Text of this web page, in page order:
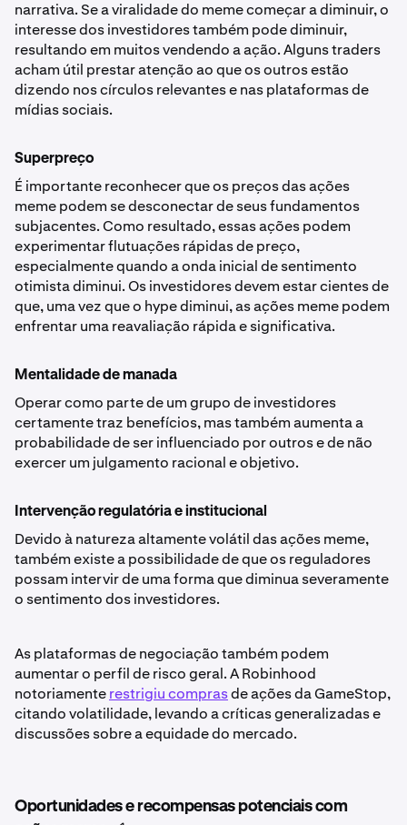
narrativa. Se a viralidade do meme começar a diminuir, o
interesse dos investidores também pode diminuir,
resultando em muitos vendendo a ação. Alguns traders
acham útil prestar atenção ao que os outros estão
dizendo nos círculos relevantes e nas plataformas de
mídias sociais.
Superpreço
É importante reconhecer que os preços das ações
meme podem se desconectar de seus fundamentos
subjacentes. Como resultado, essas ações podem
experimentar flutuações rápidas de preço,
especialmente quando a onda inicial de sentimento
otimista diminui. Os investidores devem estar cientes de
que, uma vez que o hype diminui, as ações meme podem
enfrentar uma reavaliação rápida e significativa.
Mentalidade de manada
Operar como parte de um grupo de investidores
certamente traz benefícios, mas também aumenta a
probabilidade de ser influenciado por outros e de não
exercer um julgamento racional e objetivo.
Intervenção regulatória e institucional
Devido à natureza altamente volátil das ações meme,
também existe a possibilidade de que os reguladores
possam intervir de uma forma que diminua severamente
o sentimento dos investidores.
As plataformas de negociação também podem
aumentar o perfil de risco geral. A Robinhood
notoriamenterestrigiu comprasde ações da GameStop,
citando volatilidade, levando a críticas generalizadas e
discussões sobre a equidade do mercado.
Oportunidades e recompensas potenciais com